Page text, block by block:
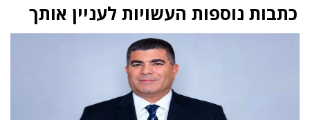
כתבות נוספות העשויות לעניין אותך